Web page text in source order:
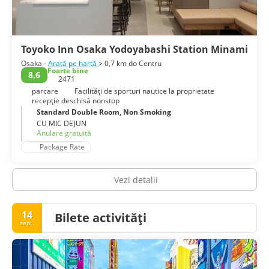
Toyoko Inn Osaka Yodoyabashi Station Minami
Osaka -Arată pe hartă > 0,7 km do Centru
8,6
Foarte bine
2471
parcare
Facilităţi de sporturi nautice la proprietate
recepţie deschisă nonstop
Standard Double Room, Non Smoking
CU MIC DEJUN
Anulare gratuită
Package Rate
Vezi detalii
14
sept. Bilete activități